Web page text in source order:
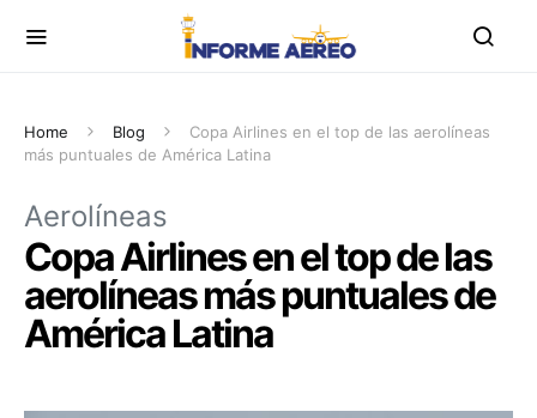
Home Blog
Copa Airlines en el top de las aerolíneas
más puntuales de América Latina
Aerolíneas
Copa Airlines en el top de las
aerolíneas más puntuales de
América Latina